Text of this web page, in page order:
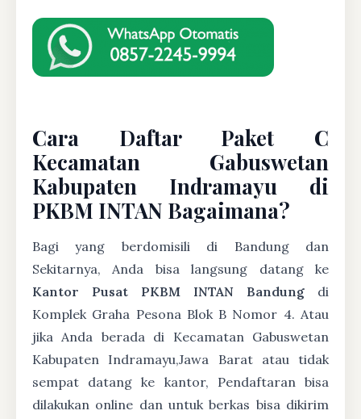
Cara Daftar Paket C
Kecamatan Gabuswetan
Kabupaten Indramayu di
PKBM INTAN Bagaimana?
Bagi yang berdomisili di Bandung dan
Sekitarnya, Anda bisa langsung datang ke
Kantor Pusat PKBM INTAN Bandung di
Komplek Graha Pesona Blok B Nomor 4. Atau
jika Anda berada di Kecamatan Gabuswetan
Kabupaten Indramayu,Jawa Barat atau tidak
sempat datang ke kantor, Pendaftaran bisa
dilakukan online dan untuk berkas bisa dikirim